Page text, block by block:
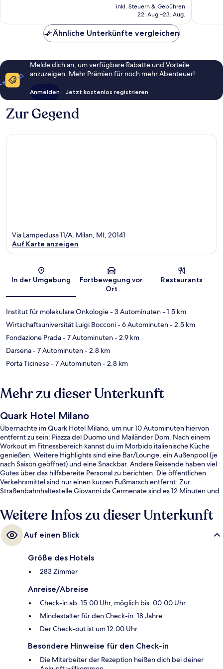
Preis
beträgt
inkl. Steuern & Gebühren
22. Aug.–23. Aug.
Ähnliche Unterkünfte vergleichen
Melde dich an, um verfügbare Rabatte und Vorteile
anzuzeigen. Mehr Prämien für noch mehr Abenteuer!
Anmelden Jetzt kostenlos registrieren
Zur Gegend
Karte
Via Lampedusa 11/A, Milan, MI, 20141
Auf Karte anzeigen
In der Umgebung
Fortbewegung vor
Ort
Restaurants
Institut für molekulare Onkologie- 3 Autominuten- 1.5 km
Wirtschaftsuniversität Luigi Bocconi- 6 Autominuten- 2.5 km
Fondazione Prada- 7 Autominuten- 2.9 km
Darsena- 7 Autominuten- 2.8 km
Porta Ticinese- 7 Autominuten- 2.8 km
Mehr zu dieser Unterkunft
Quark Hotel Milano
Übernachte im Quark Hotel Milano, um nur 10 Autominuten hiervon
entfernt zu sein: Piazza del Duomo und Mailänder Dom. Nach einem
Workout im Fitnessbereich kannst du im Morbido italienische Küche
genießen. Weitere Highlights sind eine Bar/Lounge, ein Außenpool (je
nach Saison geöffnet) und eine Snackbar. Andere Reisende haben viel
Gutes über das hilfsbereite Personal zu berichten. Die öffentlichen
Verkehrsmittel sind nur einen kurzen Fußmarsch entfernt: Zur
Straßenbahnhaltestelle Giovanni da Cermenate sind es 12 Minuten und
Weitere Infos zu dieser Unterkunft
Auf einen Blick
Größe des Hotels
283 Zimmer
Anreise/Abreise
Check-in ab: 15:00 Uhr, möglich bis: 00:00 Uhr
Mindestalter für den Check-in: 18 Jahre
Der Check-out ist um 12:00 Uhr
Besondere Hinweise für den Check-in
Die Mitarbeiter der Rezeption heißen dich bei deiner